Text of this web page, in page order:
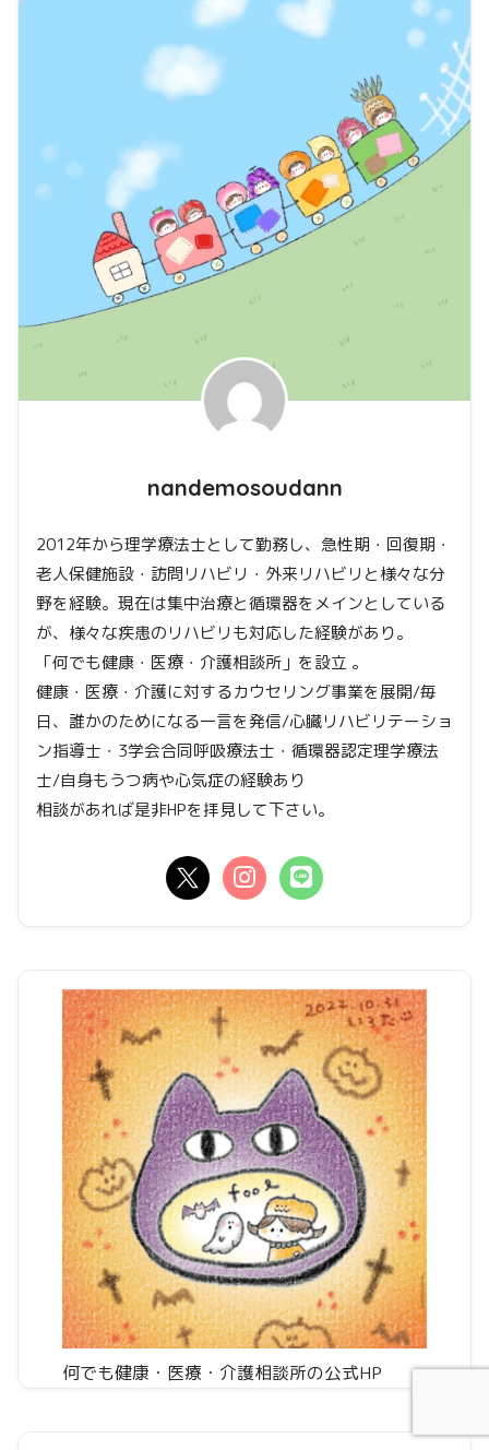
nandemosoudann
2012年から理学療法士として勤務し、急性期・回復期・
老人保健施設・訪問リハビリ・外来リハビリと様々な分
野を経験。現在は集中治療と循環器をメインとしている
が、様々な疾患のリハビリも対応した経験があり。
「何でも健康・医療・介護相談所」を設立 。
健康・医療・介護に対するカウセリング事業を展開/毎
日、誰かのためになる一言を発信/心臓リハビリテーショ
ン指導士・3学会合同呼吸療法士・循環器認定理学療法
士/自身もうつ病や心気症の経験あり
相談があれば是非HPを拝見して下さい。
何でも健康・医療・介護相談所の公式HP